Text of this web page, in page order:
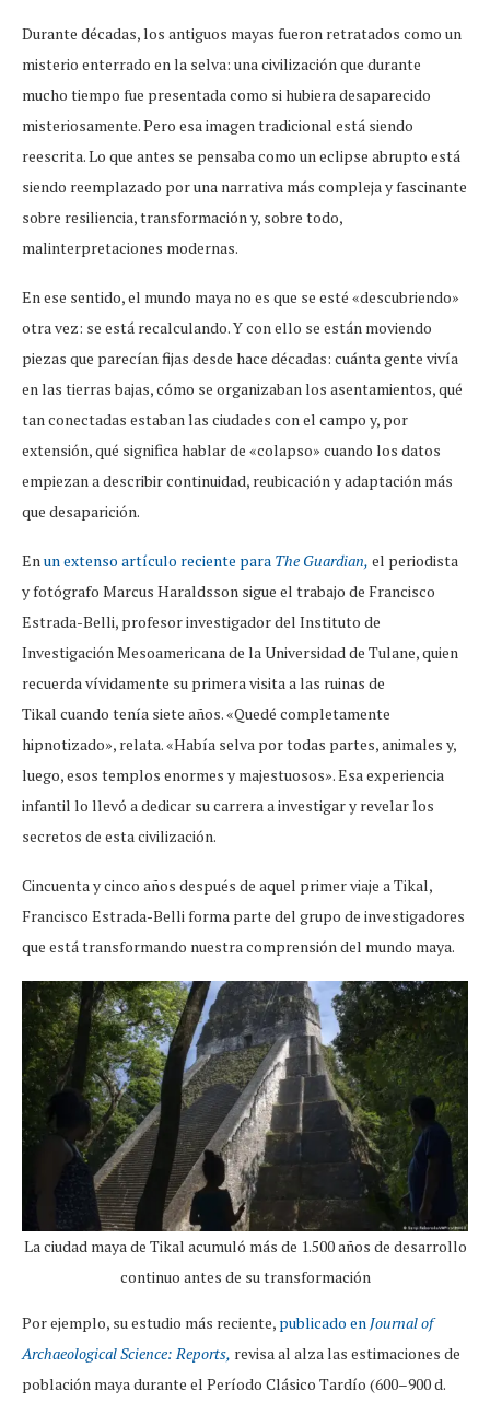
Durante décadas, los antiguos mayas fueron retratados como un
misterio enterrado en la selva: una civilización que durante
mucho tiempo fue presentada como si hubiera desaparecido
misteriosamente. Pero esa imagen tradicional está siendo
reescrita. Lo que antes se pensaba como un eclipse abrupto está
siendo reemplazado por una narrativa más compleja y fascinante
sobre resiliencia, transformación y, sobre todo,
malinterpretaciones modernas.
En ese sentido, el mundo maya no es que se esté «descubriendo»
otra vez: se está recalculando. Y con ello se están moviendo
piezas que parecían fijas desde hace décadas: cuánta gente vivía
en las tierras bajas, cómo se organizaban los asentamientos, qué
tan conectadas estaban las ciudades con el campo y, por
extensión, qué significa hablar de «colapso» cuando los datos
empiezan a describir continuidad, reubicación y adaptación más
que desaparición.
En un extenso artículo reciente para The Guardian, el periodista
y fotógrafo Marcus Haraldsson sigue el trabajo de Francisco
Estrada-Belli, profesor investigador del Instituto de
Investigación Mesoamericana de la Universidad de Tulane, quien
recuerda vívidamente su primera visita a las ruinas de
Tikal cuando tenía siete años. «Quedé completamente
hipnotizado», relata. «Había selva por todas partes, animales y,
luego, esos templos enormes y majestuosos». Esa experiencia
infantil lo llevó a dedicar su carrera a investigar y revelar los
secretos de esta civilización.
Cincuenta y cinco años después de aquel primer viaje a Tikal,
Francisco Estrada-Belli forma parte del grupo de investigadores
que está transformando nuestra comprensión del mundo maya.
La ciudad maya de Tikal acumuló más de 1.500 años de desarrollo
continuo antes de su transformación
Por ejemplo, su estudio más reciente, publicado enJournal of
Archaeological Science: Reports, revisa al alza las estimaciones de
población maya durante el Período Clásico Tardío (600–900 d.